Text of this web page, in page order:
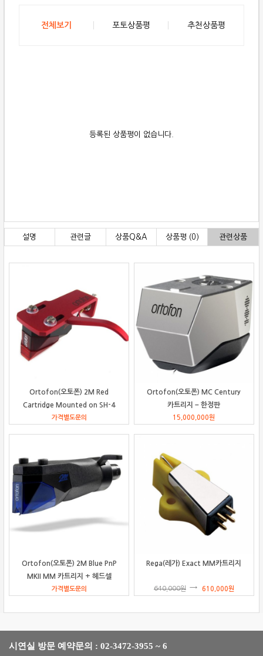
전체보기 포토상품평 추천상품평
등록된 상품평이 없습니다.
설명 관련글 상품Q&A 상품평 (0) 관련상품
Ortofon(오토폰) 2M Red
Cartridge Mounted on SH-4
Headshell
가격별도문의
Ortofon(오토폰) MC Century
카트리지 – 한정판
15,000,000원
Ortofon(오토폰) 2M Blue PnP
MKII MM 카트리지 + 헤드셀
가격별도문의
Rega(레가) Exact MM카트리지
640,000원 610,000원
시연실 방문 예약문의 : 02-3472-3955 ~ 6